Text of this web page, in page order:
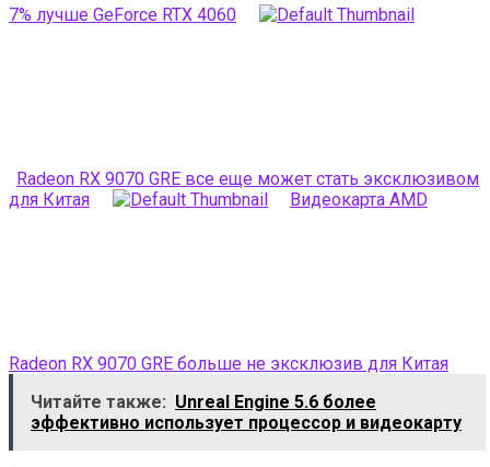
7% лучше GeForce RTX 4060
Radeon RX 9070 GRE все еще может стать эксклюзивом
для Китая
Видеокарта AMD
Radeon RX 9070 GRE больше не эксклюзив для Китая
Читайте также: Unreal Engine 5.6 более
эффективно использует процессор и видеокарту